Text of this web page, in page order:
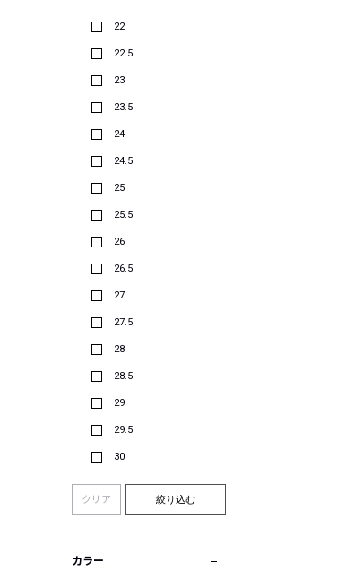
22
22.5
23
23.5
24
24.5
25
25.5
26
26.5
27
27.5
28
28.5
29
29.5
30
クリア 絞り込む
カラー